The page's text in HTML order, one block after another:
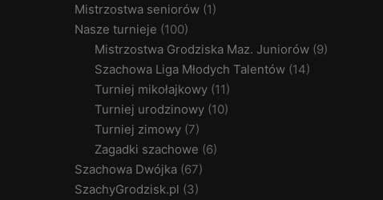
Mistrzostwa seniorów (1)
Nasze turnieje (100)
Mistrzostwa Grodziska Maz. Juniorów (9)
Szachowa Liga Młodych Talentów (14)
Turniej mikołajkowy (11)
Turniej urodzinowy (10)
Turniej zimowy (7)
Zagadki szachowe (6)
Szachowa Dwójka (67)
SzachyGrodzisk.pl (3)